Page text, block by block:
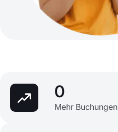
0
Mehr Buchungen